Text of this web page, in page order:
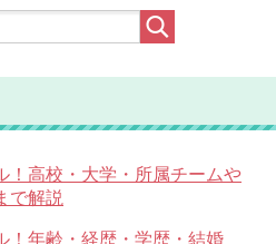
！高校・大学・所属チームや
で解説
！年齢・経歴・学歴・結婚